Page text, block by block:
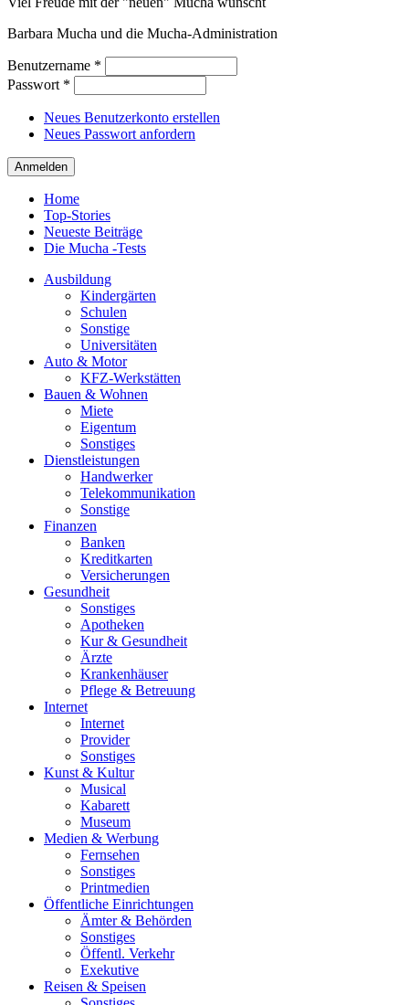
Barbara Mucha und die Mucha-Administration
Benutzername *
Passwort *
Neues Benutzerkonto erstellen
Neues Passwort anfordern
Home
Top-Stories
Neueste Beiträge
Die Mucha -Tests
Ausbildung
Kindergärten
Schulen
Sonstige
Universitäten
Auto & Motor
KFZ-Werkstätten
Bauen & Wohnen
Miete
Eigentum
Sonstiges
Dienstleistungen
Handwerker
Telekommunikation
Sonstige
Finanzen
Banken
Kreditkarten
Versicherungen
Gesundheit
Sonstiges
Apotheken
Kur & Gesundheit
Ärzte
Krankenhäuser
Pflege & Betreuung
Internet
Internet
Provider
Sonstiges
Kunst & Kultur
Musical
Kabarett
Museum
Medien & Werbung
Fernsehen
Sonstiges
Printmedien
Öffentliche Einrichtungen
Ämter & Behörden
Sonstiges
Öffentl. Verkehr
Exekutive
Reisen & Speisen